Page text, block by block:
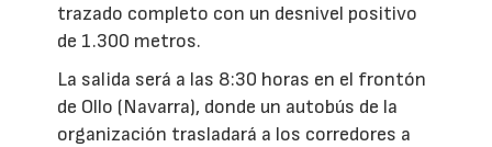
trazado completo con un desnivel positivo
de 1.300 metros.
La salida será a las 8:30 horas en el frontón
de Ollo (Navarra), donde un autobús de la
organización trasladará a los corredores a